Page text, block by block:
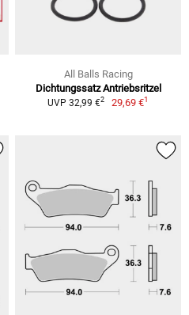
All Balls Racing
Dichtungssatz Antriebsritzel
UVP 32,99 €2 29,69 €1